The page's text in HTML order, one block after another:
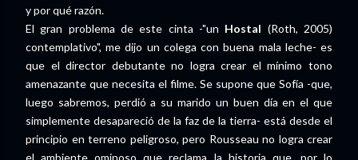
y por qué razón.
El gran problema de este cinta -"un Hostal (Roth, 2005)
contemplativo", me dijo un colega con buena mala leche- es
que el director debutante no logra crear el mínimo tono
amenazante que necesita el filme. Se supone que Sofía -que,
luego sabremos, perdió a su marido un buen día en el que
simplemente desapareció de la faz de la tierra- está desde el
principio en terreno peligroso, pero Rousseau no logra crear